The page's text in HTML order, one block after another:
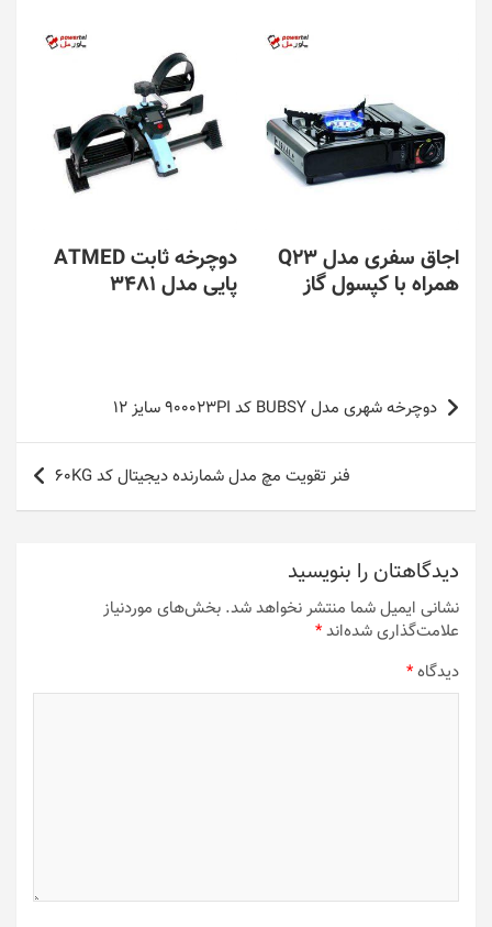
اجاق سفری مدل Q23
همراه با کپسول گاز
دوچرخه ثابت ATMED
پایی مدل 3481
راهبری
نوشته
دوچرخه شهری مدل BUBSY کد 900023PI سایز 12
فنر تقویت مچ مدل شمارنده دیجیتال کد 60KG
دیدگاهتان را بنویسید
نشانی ایمیل شما منتشر نخواهد شد. بخش‌های موردنیاز
علامت‌گذاری شده‌اند*
دیدگاه*